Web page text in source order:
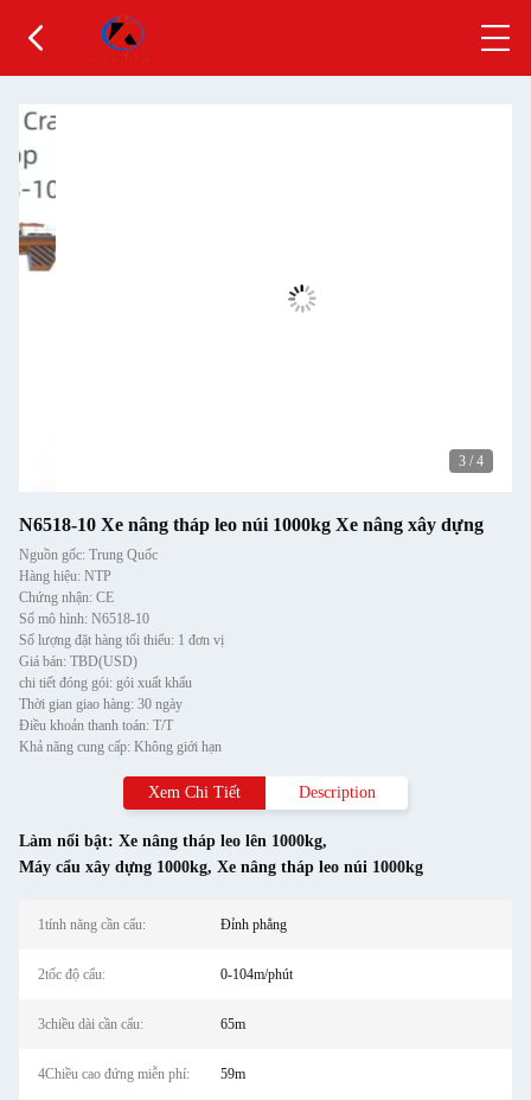
3 / 4
N6518-10 Xe nâng tháp leo núi 1000kg Xe nâng xây dựng
Nguồn gốc: Trung Quốc
Hàng hiệu: NTP
Chứng nhận: CE
Số mô hình: N6518-10
Số lượng đặt hàng tối thiểu: 1 đơn vị
Giá bán: TBD(USD)
chi tiết đóng gói: gói xuất khẩu
Thời gian giao hàng: 30 ngày
Điều khoản thanh toán: T/T
Khả năng cung cấp: Không giới hạn
Xem Chi Tiết Description
Làm nổi bật: Xe nâng tháp leo lên 1000kg,
Máy cẩu xây dựng 1000kg, Xe nâng tháp leo núi 1000kg
1tính năng cần cẩu: Đỉnh phẳng
2tốc độ cẩu: 0-104m/phút
3chiều dài cần cẩu: 65m
4Chiều cao đứng miễn phí: 59m